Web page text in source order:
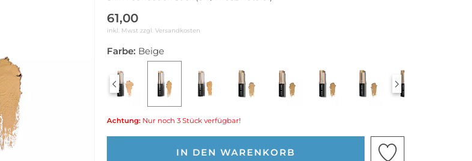
61,00
inkl. Mwst zzgl. Versandkosten
Farbe: Beige
Achtung: Nur noch 3 Stück verfügbar!
IN DEN WARENKORB